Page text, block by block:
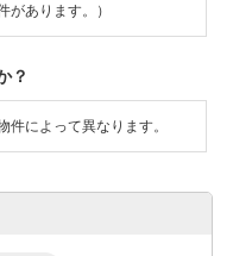
があります。）
？
によって異なります。